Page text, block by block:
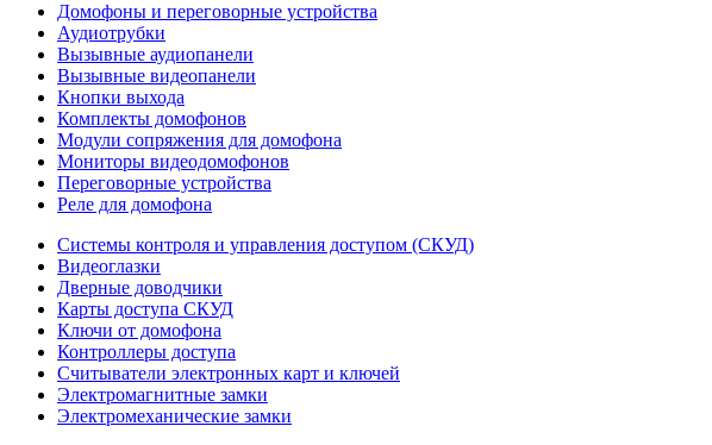
Домофоны и переговорные устройства
Аудиотрубки
Вызывные аудиопанели
Вызывные видеопанели
Кнопки выхода
Комплекты домофонов
Модули сопряжения для домофона
Мониторы видеодомофонов
Переговорные устройства
Реле для домофона
Системы контроля и управления доступом (СКУД)
Видеоглазки
Дверные доводчики
Карты доступа СКУД
Ключи от домофона
Контроллеры доступа
Считыватели электронных карт и ключей
Электромагнитные замки
Электромеханические замки